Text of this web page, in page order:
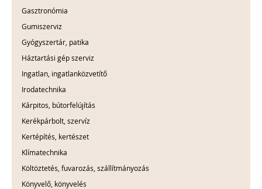
Gasztronómia
Gumiszerviz
Gyógyszertár, patika
Háztartási gép szerviz
Ingatlan, ingatlanközvetítő
Irodatechnika
Kárpitos, bútorfelújítás
Kerékpárbolt, szervíz
Kertépítés, kertészet
Klímatechnika
Költöztetés, fuvarozás, szállítmányozás
Könyvelő, könyvelés